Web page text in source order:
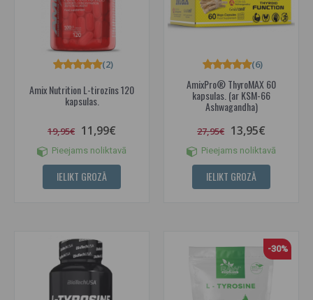
Amix Nutrition L-tirozīns 120
kapsulas.
(2)
19,95€ 11,99€
Pieejams noliktavā
IELIKT GROZĀ
AmixPro® ThyroMAX 60
kapsulas. (ar KSM-66
Ashwagandha)
(6)
27,95€ 13,95€
Pieejams noliktavā
IELIKT GROZĀ
-30%